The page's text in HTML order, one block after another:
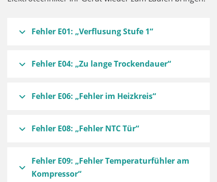
Fehler E01: „Verflusung Stufe 1“
Fehler E04: „Zu lange Trockendauer“
Fehler E06: „Fehler im Heizkreis“
Fehler E08: „Fehler NTC Tür“
Fehler E09: „Fehler Temperaturfühler am
Kompressor“